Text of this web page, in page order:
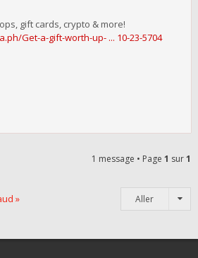
gift cards, crypto & more!
Get-a-gift-worth-up- ... 10-23-5704
1 message • Page 1 sur1
» Aller